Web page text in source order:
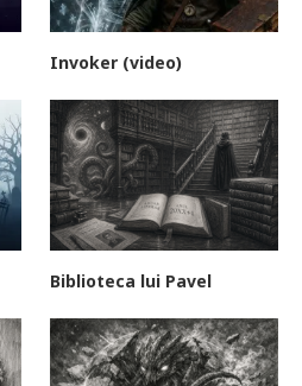
Invoker (video)
Biblioteca lui Pavel